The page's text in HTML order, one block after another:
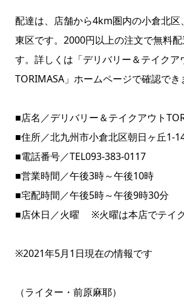
配達は、店舗から4km圏内の小倉北区
東区です。2000円以上の注文で無料配
す。 詳しくは 「デリバリー＆テイクア
TORIMASA」ホームページで確認でき
■店名／デリバリー＆テイクアウト
■住所／北九州市小倉北区朝日ヶ丘1-
■電話番号／TEL093-383-0117
■営業時間／午後3時～午後10時
■宅配時間／午後5時～午後9時30分
■店休日／火曜 ※火曜は本店でテイ
※2021年5月1日現在の情報です
（ライター・前原麻耶）